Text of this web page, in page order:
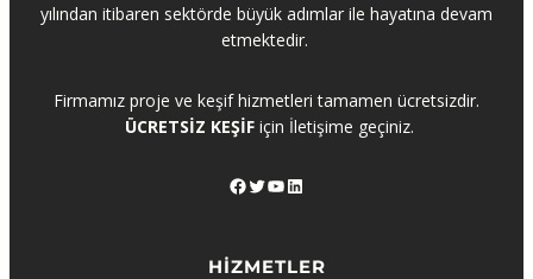
yılından itibaren sektörde büyük adımlar ile hayatına devam
etmektedir.
Firmamız proje ve keşif hizmetleri tamamen ücretsizdir.
ÜCRETSİZ KEŞİFiçin İletişime geçiniz.
Facebook Twitter YouTube LinkedIn
HİZMETLER